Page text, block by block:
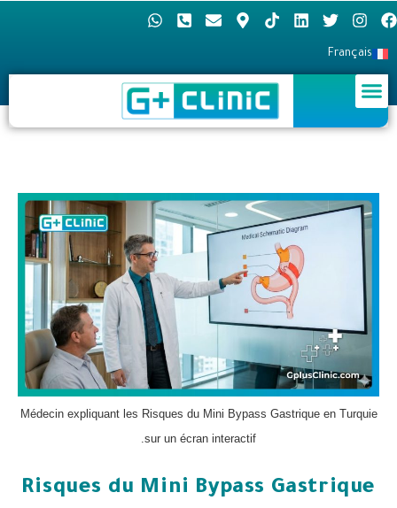
Français
Médecin expliquant les Risques du Mini Bypass Gastrique en Turquie
sur un écran interactif.
Risques du Mini Bypass Gastrique